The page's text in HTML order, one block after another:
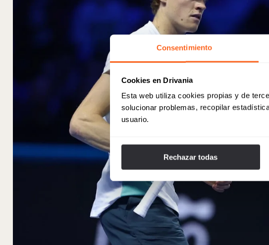
Consentimiento
Cookies en Drivania
Esta web utiliza cookies propias y de
solucionar problemas, recopilar
usuario.
Rechazar todas